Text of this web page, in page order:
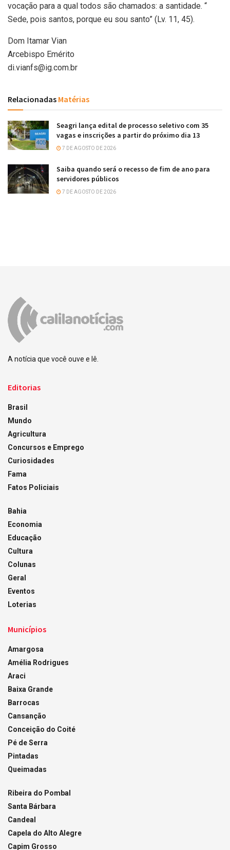
vocação para a qual todos são chamados: a santidade. “
Sede, pois santos, porque eu sou santo” (Lv. 11, 45).
Dom Itamar Vian
Arcebispo Emérito
di.vianfs@ig.com.br
Relacionadas Matérias
Seagri lança edital de processo seletivo com 35
vagas e inscrições a partir do próximo dia 13
7 DE AGOSTO DE 2026
Saiba quando será o recesso de fim de ano para
servidores públicos
7 DE AGOSTO DE 2026
A notícia que você ouve e lê.
Editorias
Brasil
Mundo
Agricultura
Concursos e Emprego
Curiosidades
Fama
Fatos Policiais
Bahia
Economia
Educação
Cultura
Colunas
Geral
Eventos
Loterias
Municípios
Amargosa
Amélia Rodrigues
Araci
Baixa Grande
Barrocas
Cansanção
Conceição do Coité
Pé de Serra
Pintadas
Queimadas
Ribeira do Pombal
Santa Bárbara
Candeal
Capela do Alto Alegre
Capim Grosso